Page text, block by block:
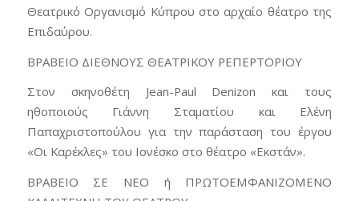
Θεατρικό Οργανισμό Κύπρου στο αρχαίο θέατρο της
Επιδαύρου.
ΒΡΑΒΕΙΟ ΔΙΕΘΝΟΥΣ ΘΕΑΤΡΙΚΟΥ ΡΕΠΕΡΤΟΡΙΟΥ
Στον σκηνοθέτη Jean-Paul Denizon και τους
ηθοποιούς Γιάννη Σταματίου και Ελένη
Παπαχριστοπούλου για την παράσταση του έργου
«Οι Καρέκλες» του Ιονέσκο στο θέατρο «Εκστάν».
ΒΡΑΒΕΙΟ ΣΕ ΝΕΟ ή ΠΡΩΤΟΕΜΦΑΝΙΖΟΜΕΝΟ